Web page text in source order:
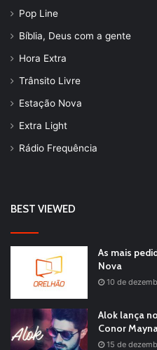
Pop Line
Bíblia, Deus com a gente
Hora Extra
Trânsito Livre
Estação Nova
Extra Light
Rádio Frequência
BEST VIEWED
As mais
Nova
10 de
Alok lança
Conor
15 de